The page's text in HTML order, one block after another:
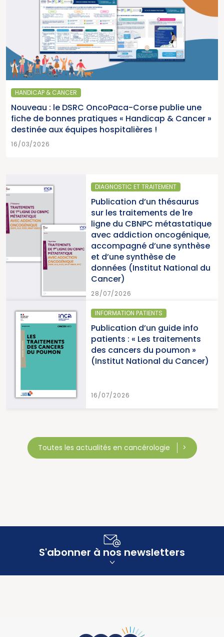
HANDICAP & CANCER
Nouveau : le DSRC OncoPaca-Corse publie une
fiche de bonnes pratiques « Handicap & Cancer »
destinée aux équipes hospitalières !
16/03/2026
DIAGNOSTIC ET TRAITEMENT
Publication d’un thésaurus
sur les traitements de 1re
ligne du CBNPC métastatique
avec addiction oncogénique,
accompagné d’une synthèse
et d’une synthèse de
données (Institut National du
Cancer)
28/07/2026
INFORMATION PATIENTS
Publication d’un guide info
patients : « Les traitements
des cancers du poumon »
(Institut National du Cancer)
16/07/2026
Toutes les actualités en cancérologie
S'abonner à nos newsletters